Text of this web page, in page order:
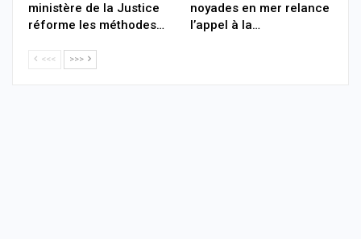
ministère de la Justice
réforme les méthodes…
noyades en mer relance
l’appel à la…
<<< >>>